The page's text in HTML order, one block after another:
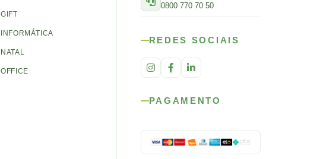
GIFT
INFORMÁTICA
NATAL
OFFICE
0800 770 70 50
REDES SOCIAIS
PAGAMENTO